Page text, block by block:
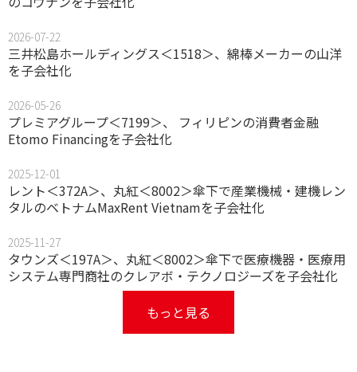
2026-07-22
三井松島ホールディングス＜1518＞、綿棒メーカーの山洋
を子会社化
2026-05-26
プレミアグループ＜7199＞、 フィリピンの消費者金融
Etomo Financingを子会社化
2025-12-01
レント＜372A＞、丸紅＜8002＞傘下で産業機械・建機レン
タルのベトナムMaxRent Vietnamを子会社化
2025-11-27
タウンズ＜197A＞、丸紅＜8002＞傘下で医療機器・医療用
システム専門商社のクレアボ・テクノロジーズを子会社化
もっと見る